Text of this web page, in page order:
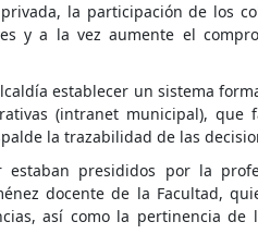
la participación de los
y a la vez aumente el
establecer un sistema
(intranet municipal),
la trazabilidad de las
estaban presididos por la
docente de la Facultad,
así como la pertinencia